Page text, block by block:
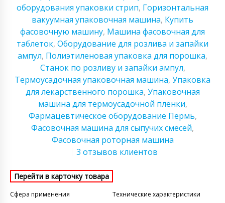
оборудования упаковки стрип, Горизонтальная
вакуумная упаковочная машина, Купить
фасовочную машину, Машина фасовочная для
таблеток, Оборудование для розлива и запайки
ампул, Полиэтиленовая упаковка для порошка,
Станок по розливу и запайки ампул,
Термоусадочная упаковочная машина, Упаковка
для лекарственного порошка, Упаковочная
машина для термоусадочной пленки,
Фармацевтическое оборудование Пермь,
Фасовочная машина для сыпучих смесей,
Фасовочная роторная машина
3 отзывов клиентов
Сфера применения Технические характеристики